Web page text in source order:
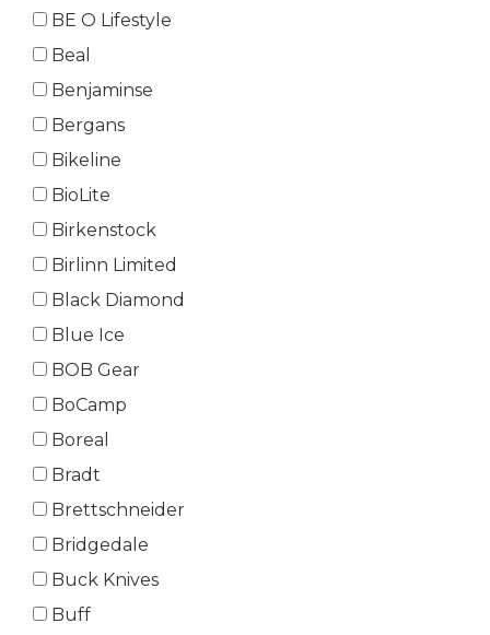
BE O Lifestyle
Beal
Benjaminse
Bergans
Bikeline
BioLite
Birkenstock
Birlinn Limited
Black Diamond
Blue Ice
BOB Gear
BoCamp
Boreal
Bradt
Brettschneider
Bridgedale
Buck Knives
Buff